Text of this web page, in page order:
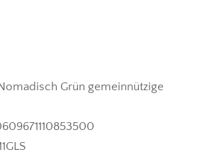
Grün gemeinnützige